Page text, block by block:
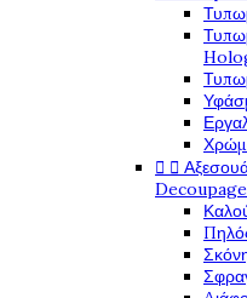
 